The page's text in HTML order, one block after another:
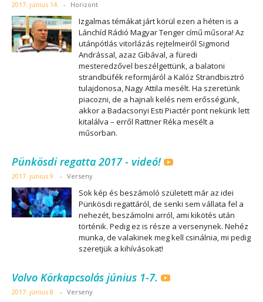
2017. június 14. - Horizont
Izgalmas témákat járt körül ezen a héten is a
Lánchíd Rádió Magyar Tenger című műsora! Az
utánpótlás vitorlázás rejtelmeiről Sigmond
Andrással, azaz Gibával, a füredi
mesteredzővel beszélgettünk, a balatoni
strandbüfék reformjáról a Kalóz Strandbisztró
tulajdonosa, Nagy Attila mesélt. Ha szeretünk
piacozni, de a hajnali kelés nem erősségünk,
akkor a Badacsonyi Esti Piactér pont nekünk lett
kitalálva – erről Rattner Réka mesélt a
műsorban.
Pünkösdi regatta 2017 - videó!
2017. június 9. - Verseny
Sok kép és beszámoló született már az idei
Pünkösdi regattáról, de senki sem vállata fel a
nehezét, beszámolni arról, ami kikötés után
történik. Pedig ez is része a versenynek. Nehéz
munka, de valakinek meg kell csinálnia, mi pedig
szeretjük a kihívásokat!
Volvo Körkapcsolás június 1-7.
2017. június 8. - Verseny